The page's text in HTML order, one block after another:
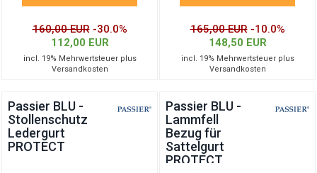
160,00 EUR -30.0%
112,00 EUR
incl. 19% Mehrwertsteuer plus
Versandkosten
165,00 EUR -10.0%
148,50 EUR
incl. 19% Mehrwertsteuer plus
Versandkosten
Passier BLU -
Stollenschutz
Ledergurt
PROTECT
Passier BLU -
Lammfell
Bezug für
Sattelgurt
PROTECT